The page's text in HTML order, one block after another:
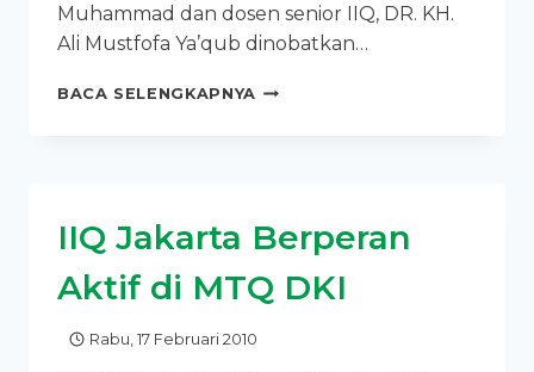
Muhammad dan dosen senior IIQ, DR. KH.
Ali Mustfofa Ya’qub dinobatkan…
BACA SELENGKAPNYA REKTOR
DINOBATKAN
SEBAGAI
DOSEN
BERPRESTASI
IIQ Jakarta Berperan
Aktif di MTQ DKI
Rabu, 17 Februari 2010